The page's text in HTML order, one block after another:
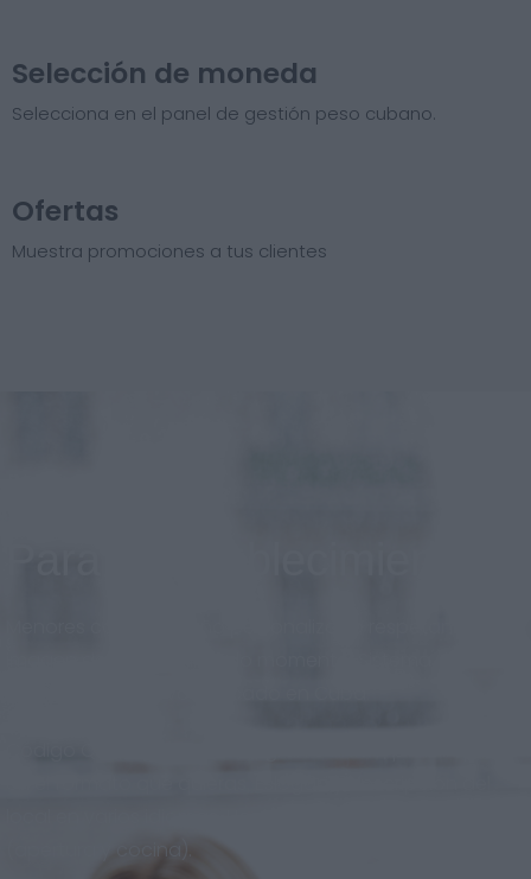
Selección de moneda
Selecciona en el panel de gestión peso cubano.
Ofertas
Muestra promociones a tus clientes
(apertura y cocina).